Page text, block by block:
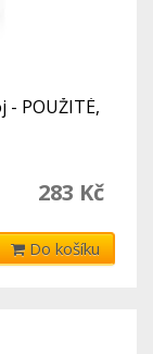
- POUŽITÉ,
283 Kč
Do košíku